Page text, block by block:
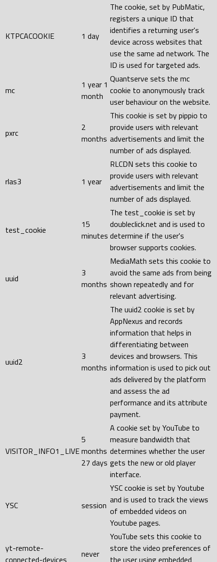
KTPCACOOKIE 1 day
The cookie, set by PubMatic,
registers a unique ID that
identifies a returning user's
device across websites that
use the same ad network. The
ID is used for targeted ads.
mc
1 year 1
month
Quantserve sets the mc
cookie to anonymously track
user behaviour on the website.
pxrc
2
months
This cookie is set by pippio to
provide users with relevant
advertisements and limit the
number of ads displayed.
rlas3 1 year
RLCDN sets this cookie to
provide users with relevant
advertisements and limit the
number of ads displayed.
test_cookie
15
minutes
The test_cookie is set by
doubleclick.net and is used to
determine if the user's
browser supports cookies.
uuid
3
months
MediaMath sets this cookie to
avoid the same ads from being
shown repeatedly and for
relevant advertising.
uuid2
3
months
The uuid2 cookie is set by
AppNexus and records
information that helps in
differentiating between
devices and browsers. This
information is used to pick out
ads delivered by the platform
and assess the ad
performance and its attribute
payment.
VISITOR_INFO1_LIVE
5
months
27 days
A cookie set by YouTube to
measure bandwidth that
determines whether the user
gets the new or old player
interface.
YSC session
YSC cookie is set by Youtube
and is used to track the views
of embedded videos on
Youtube pages.
yt-remote-
connected-devices
never
YouTube sets this cookie to
store the video preferences of
the user using embedded